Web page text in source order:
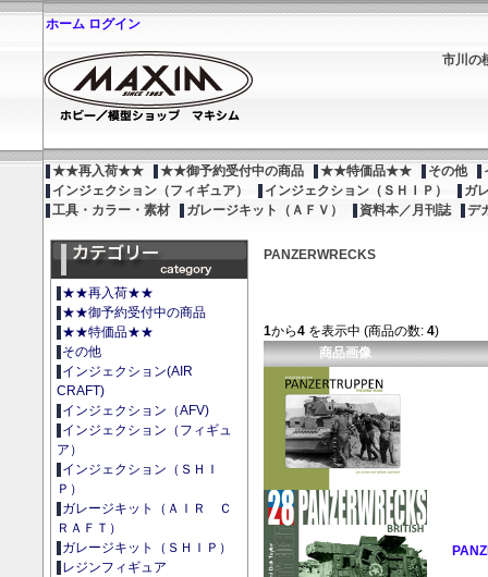
ホーム ログイン
市川の
★★再入荷★★ ★★御予約受付中の商品 ★★特価品★★ その他
インジェクション（フィギュア）
インジェクション（ＳＨＩＰ）
ガ
工具・カラー・素材
ガレージキット（ＡＦＶ） 資料本／月刊誌 デ
★★再入荷★★
★★御予約受付中の商品
★★特価品★★
その他
インジェクション(AIR
CRAFT)
インジェクション（AFV)
インジェクション（フィギュ
ア）
インジェクション（ＳＨＩ
Ｐ）
ガレージキット（ＡＩＲ Ｃ
ＲＡＦＴ）
ガレージキット（ＳＨＩＰ）
レジンフィギュア
PANZERWRECKS
1から4を表示中 (商品の数: 4)
商品画像